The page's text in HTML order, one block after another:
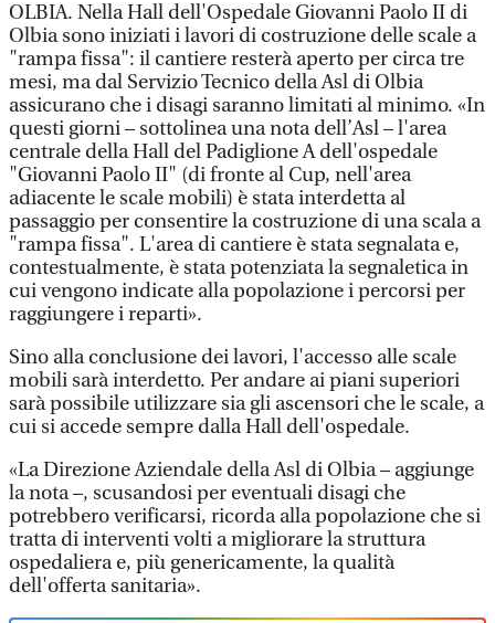
OLBIA. Nella Hall dell'Ospedale Giovanni Paolo II di
Olbia sono iniziati i lavori di costruzione delle scale a
"rampa fissa": il cantiere resterà aperto per circa tre
mesi, ma dal Servizio Tecnico della Asl di Olbia
assicurano che i disagi saranno limitati al minimo. «In
questi giorni – sottolinea una nota dell’Asl – l'area
centrale della Hall del Padiglione A dell'ospedale
"Giovanni Paolo II" (di fronte al Cup, nell'area
adiacente le scale mobili) è stata interdetta al
passaggio per consentire la costruzione di una scala a
"rampa fissa". L'area di cantiere è stata segnalata e,
contestualmente, è stata potenziata la segnaletica in
cui vengono indicate alla popolazione i percorsi per
raggiungere i reparti».
Sino alla conclusione dei lavori, l'accesso alle scale
mobili sarà interdetto. Per andare ai piani superiori
sarà possibile utilizzare sia gli ascensori che le scale, a
cui si accede sempre dalla Hall dell'ospedale.
«La Direzione Aziendale della Asl di Olbia – aggiunge
la nota –, scusandosi per eventuali disagi che
potrebbero verificarsi, ricorda alla popolazione che si
tratta di interventi volti a migliorare la struttura
ospedaliera e, più genericamente, la qualità
dell'offerta sanitaria».